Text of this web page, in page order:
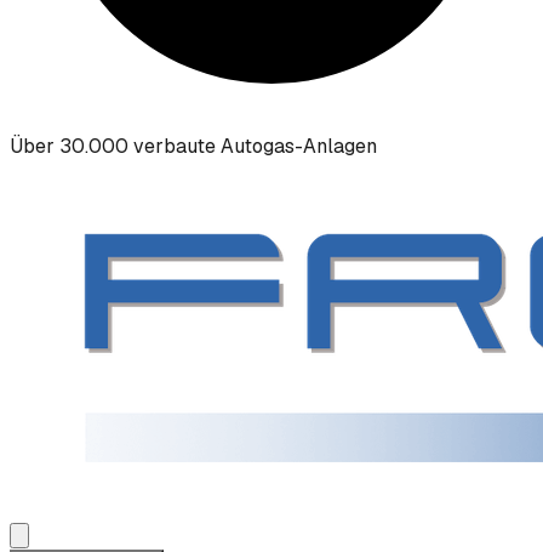
Über 30.000 verbaute Autogas-Anlagen